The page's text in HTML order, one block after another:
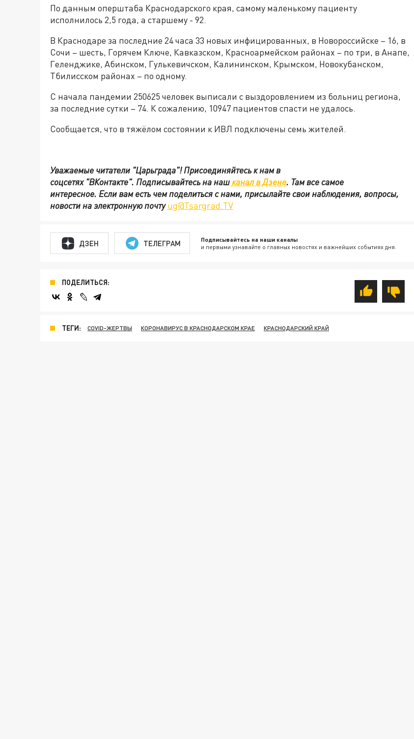
По данным оперштаба Краснодарского края, самому маленькому пациенту
исполнилось 2,5 года, а старшему - 92.
В Краснодаре за последние 24 часа 33 новых инфицированных, в Новороссийске – 16, в
Сочи – шесть, Горячем Ключе, Кавказском, Красноармейском районах – по три, в Анапе,
Геленджике, Абинском, Гулькевичском, Калининском, Крымском, Новокубанском,
Тбилисском районах – по одному.
С начала пандемии 250625 человек выписали с выздоровлением из больниц региона,
за последние сутки – 74. К сожалению, 10947 пациентов спасти не удалось.
Сообщается, что в тяжёлом состоянии к ИВЛ подключены семь жителей.
Уважаемые читатели "Царьграда"!Присоединяйтесь к нам в
соцсетях"ВКонтакте". Подписывайтесь на нашканал в Дзене. Там все самое
интересное. Если вам есть чем поделиться с нами, присылайте свои наблюдения, вопросы,
новости на электронную почтуug@Tsargrad.TV
ДЗЕН ТЕЛЕГРАМ Подписывайтесь на наши каналы
и первыми узнавайте о главных новостях и важнейших событиях дня.
ПОДЕЛИТЬСЯ:
ТЕГИ: COVID-ЖЕРТВЫ КОРОНАВИРУС В КРАСНОДАРСКОМ КРАЕ КРАСНОДАРСКИЙ КРАЙ